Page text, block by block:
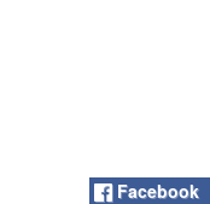
Facebook